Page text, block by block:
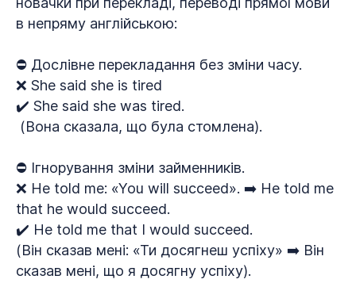
в непряму англійською:
⛔ Дослівне перекладання без зміни часу.
❌ She said she is tired
✔️ She said she was tired.
(Вона сказала, що була стомлена).
⛔ Ігнорування зміни займенників.
❌ He told me: «You will succeed». ➡️ He told me
that he would succeed.
✔️ He told me that I would succeed.
(Він сказав мені: «Ти досягнеш успіху» ➡️ Він
сказав мені, що я досягну успіху).